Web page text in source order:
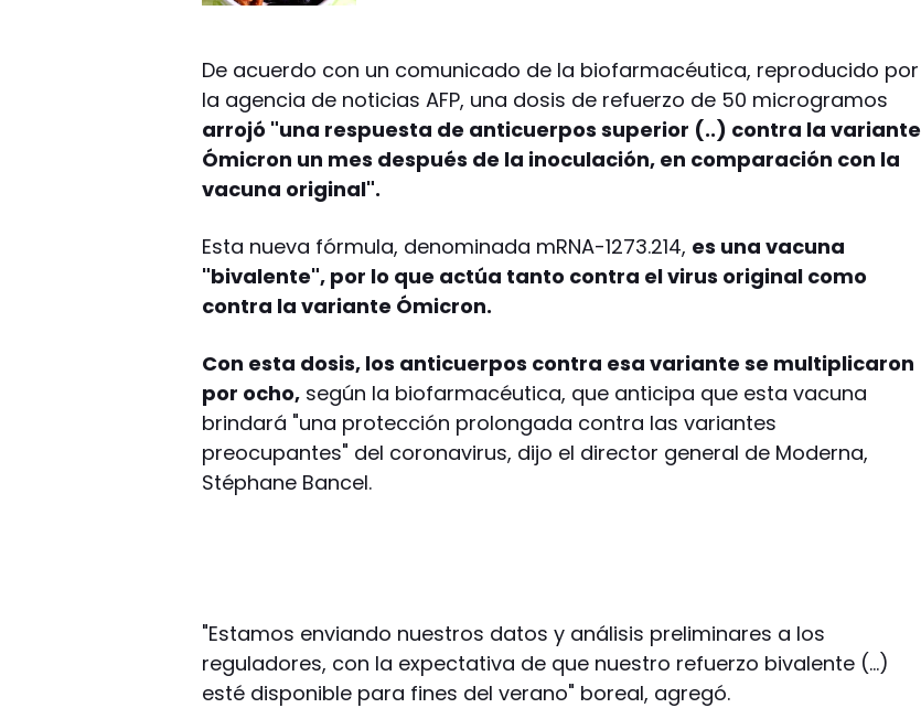
De acuerdo con un comunicado de la biofarmacéutica, reproducido por
la agencia de noticias AFP, una dosis de refuerzo de 50 microgramos
arrojó "una respuesta de anticuerpos superior (..) contra la variante
Ómicron un mes después de la inoculación, en comparación con la
vacuna original".
Esta nueva fórmula, denominada mRNA-1273.214, es una vacuna
"bivalente", por lo que actúa tanto contra el virus original como
contra la variante Ómicron.
Con esta dosis, los anticuerpos contra esa variante se multiplicaron
por ocho, según la biofarmacéutica, que anticipa que esta vacuna
brindará "una protección prolongada contra las variantes
preocupantes" del coronavirus, dijo el director general de Moderna,
Stéphane Bancel.
"Estamos enviando nuestros datos y análisis preliminares a los
reguladores, con la expectativa de que nuestro refuerzo bivalente (…)
esté disponible para fines del verano" boreal, agregó.